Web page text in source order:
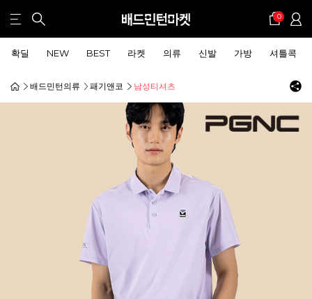
0
확딜 NEW BEST 라켓 의류 신발 가방 셔틀콕
배드민턴의류 패기앤코 남성티셔츠